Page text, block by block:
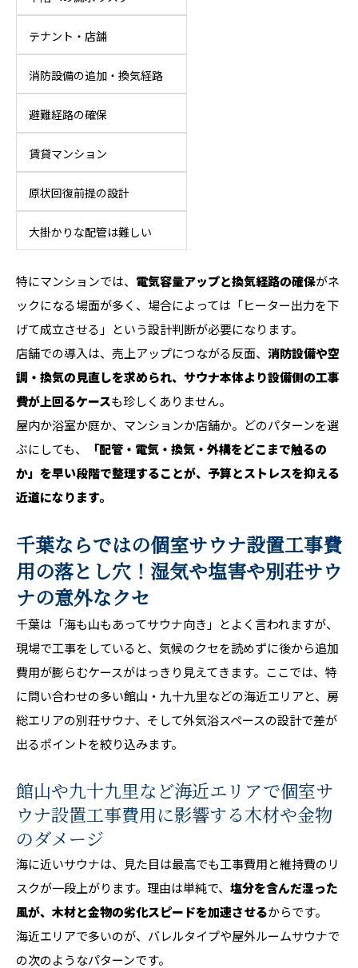
テナント・店舗
消防設備の追加・換気経路
避難経路の確保
賃貸マンション
原状回復前提の設計
大掛かりな配管は難しい
特にマンションでは、 電気容量アップと換気経路の確保がネ
ックになる場面が多く、場合によっては「ヒーター出力を下
げて成立させる」という設計判断が必要になります。
店舗での導入は、売上アップにつながる反面、 消防設備や空
調・換気の見直しを求められ、サウナ本体より設備側の工事
費が上回るケースも珍しくありません。
屋内か浴室か庭か、マンションか店舗か。どのパターンを選
ぶにしても、
「配管・電気・換気・外構をどこまで触るの
か」を早い段階で整理することが、予算とストレスを抑える
近道になります。
千葉ならではの個室サウナ設置工事費
用の落とし穴！湿気や塩害や別荘サウ
ナの意外なクセ
千葉は「海も山もあってサウナ向き」とよく言われますが、
現場で工事をしていると、気候のクセを読めずに後から追加
費用が膨らむケースがはっきり見えてきます。ここでは、特
に問い合わせの多い館山・九十九里などの海近エリアと、房
総エリアの別荘サウナ、そして外気浴スペースの設計で差が
出るポイントを絞り込みます。
館山や九十九里など海近エリアで個室サ
ウナ設置工事費用に影響する木材や金物
のダメージ
海に近いサウナは、見た目は最高でも工事費用と維持費のリ
スクが一段上がります。理由は単純で、 塩分を含んだ湿った
風が、木材と金物の劣化スピードを加速させるからです。
海近エリアで多いのが、バレルタイプや屋外ルームサウナで
の次のようなパターンです。